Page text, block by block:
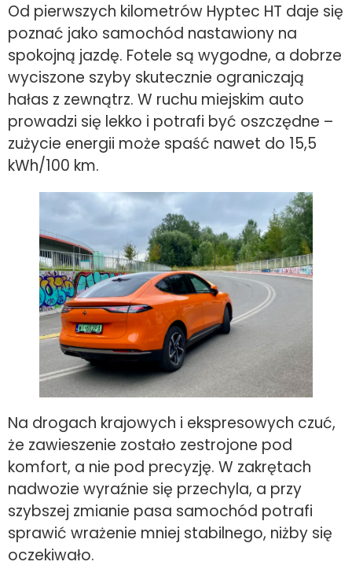
Od pierwszych kilometrów Hyptec HT daje się
poznać jako samochód nastawiony na
spokojną jazdę. Fotele są wygodne, a dobrze
wyciszone szyby skutecznie ograniczają
hałas z zewnątrz. W ruchu miejskim auto
prowadzi się lekko i potrafi być oszczędne –
zużycie energii może spaść nawet do 15,5
kWh/100 km.
Na drogach krajowych i ekspresowych czuć,
że zawieszenie zostało zestrojone pod
komfort, a nie pod precyzję. W zakrętach
nadwozie wyraźnie się przechyla, a przy
szybszej zmianie pasa samochód potrafi
sprawić wrażenie mniej stabilnego, niżby się
oczekiwało.